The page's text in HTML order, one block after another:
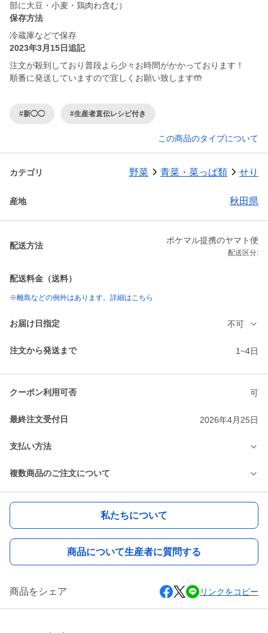
部に大豆・小麦・鶏肉わ含む）
保存方法
冷蔵庫などで保存
2023年3月15日追記
注文が殺到しており普段よら少々お時間がかかっております！
順番に発送していますので宜しくお願い致します🤲
#新◯◯ #生産者直伝レシピ付き
この商品のタイプについて
カテゴリ 野菜 青菜・菜っぱ類 せり
産地 秋田県
配送方法
ポケマル提携のヤマト便
配送区分:
配送料金（送料）
※離島などの例外はあります。詳細はこちら
お届け日指定 不可
注文から発送まで 1~4日
クーポン利用可否 可
最終注文受付日 2026年4月25日
支払い方法
複数商品のご注文について
私たちについて
商品について生産者に質問する
商品をシェア リンクをコピー